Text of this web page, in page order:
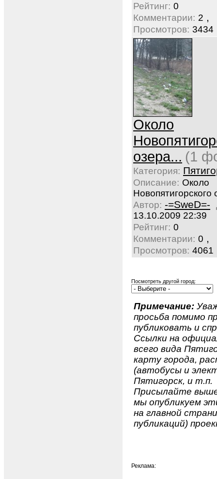
Рейтинг: 0
Комментарии: 2 ,
Просмотров: 3434
Около
озера... (1
Категория:
Описание: Около
Новопятигорского
Автор: -=SweD=-
13.10.2009 22:39
Рейтинг: 0
Комментарии: 0 ,
Просмотров: 4061
Посмотреть другой город:
Примечание:
просьба помимо
публиковать и
Ссылки на
всего вида
карту города,
(автобусы и
Пятигорск, и т.п.
Присылайте
мы опубликуем
на главной
публикаций)
Реклама: